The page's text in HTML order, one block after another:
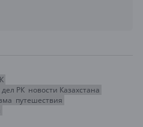
РК новости Казахстана
путешествия